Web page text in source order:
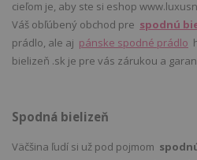
cieľom je, aby ste si eshop
Váš obľúbený obchod pre spodnú
prádlo, ale aj pánske spodné prádlo
bielizeň .sk je pre vás zárukou a
Spodná bielizeň
Väčšina ľudí si už pod pojmom